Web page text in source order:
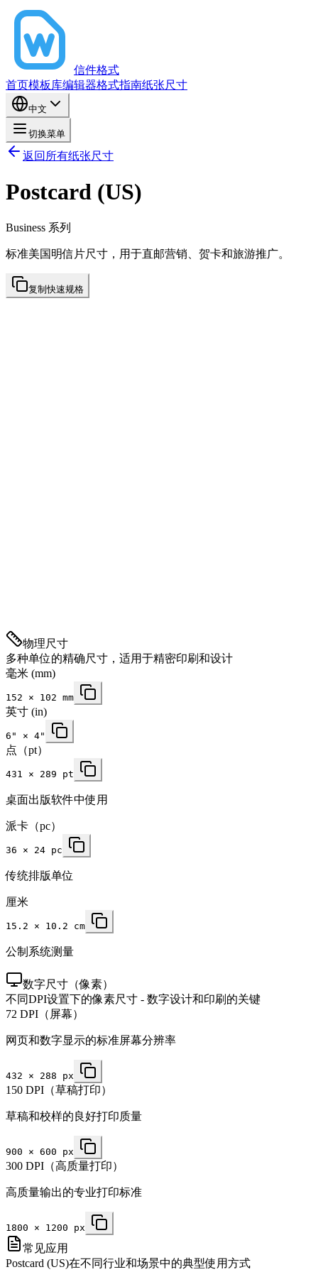
信件格式
首页模板库编辑器格式指南纸张尺寸
中文
切换菜单
返回所有纸张尺寸
Postcard (US)
Business 系列
标准美国明信片尺寸，用于直邮营销、贺卡和旅游推广。
复制快速规格
物理尺寸
多种单位的精确尺寸，适用于精密印刷和设计
毫米 (mm)
152 × 102 mm
英寸 (in)
6 " × 4"
点（pt）
431 × 289 pt
桌面出版软件中使用
派卡（pc）
36 × 24 pc
传统排版单位
厘米
15.2 × 10.2 cm
公制系统测量
数字尺寸（像素）
不同DPI设置下的像素尺寸 - 数字设计和印刷的关键
72 DPI（屏幕）
网页和数字显示的标准屏幕分辨率
432 × 288 px
150 DPI（草稿打印）
草稿和校样的良好打印质量
900 × 600 px
300 DPI（高质量打印）
高质量输出的专业打印标准
1800 × 1200 px
常见应用
Postcard (US)在不同行业和场景中的典型使用方式